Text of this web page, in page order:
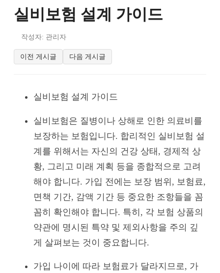
실비보험 설계 가이드
작성자: 관리자
이전 게시글 다음 게시글
실비보험 설계 가이드
실비보험은 질병이나 상해로 인한 의료비를
보장하는 보험입니다. 합리적인 실비보험 설
계를 위해서는 자신의 건강 상태, 경제적 상
황, 그리고 미래 계획 등을 종합적으로 고려
해야 합니다. 가입 전에는 보장 범위, 보험료,
면책 기간, 감액 기간 등 중요한 조항들을 꼼
꼼히 확인해야 합니다. 특히, 각 보험 상품의
약관에 명시된 특약 및 제외사항을 주의 깊
게 살펴보는 것이 중요합니다.
가입 나이에 따라 보험료가 달라지므로, 가